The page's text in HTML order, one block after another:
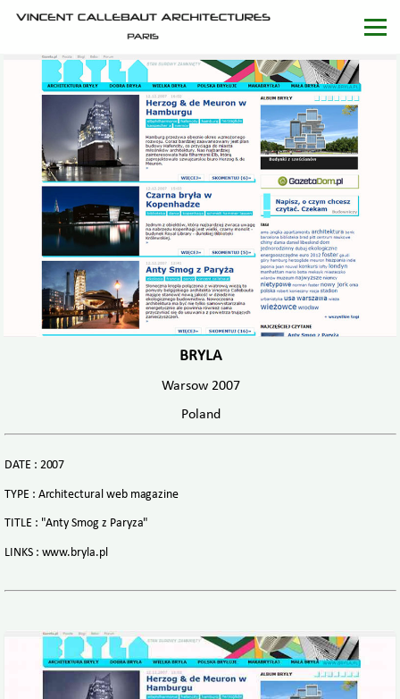
BRYLA
Warsow 2007
Poland
DATE : 2007
TYPE : Architectural web magazine
TITLE : "Anty Smog z Paryza"
LINKS : www.bryla.pl